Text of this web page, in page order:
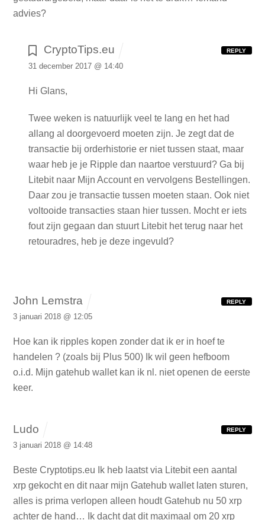
advies?
CryptoTips.eu
31 december 2017 @ 14:40
Hi Glans,
Twee weken is natuurlijk veel te lang en het had
allang al doorgevoerd moeten zijn. Je zegt dat de
transactie bij orderhistorie er niet tussen staat, maar
waar heb je je Ripple dan naartoe verstuurd? Ga bij
Litebit naar Mijn Account en vervolgens Bestellingen.
Daar zou je transactie tussen moeten staan. Ook niet
voltooide transacties staan hier tussen. Mocht er iets
fout zijn gegaan dan stuurt Litebit het terug naar het
retouradres, heb je deze ingevuld?
REPLY
John Lemstra
3 januari 2018 @ 12:05
Hoe kan ik ripples kopen zonder dat ik er in hoef te
handelen ? (zoals bij Plus 500) Ik wil geen hefboom
o.i.d. Mijn gatehub wallet kan ik nl. niet openen de eerste
keer.
REPLY
Ludo
3 januari 2018 @ 14:48
Beste Cryptotips.eu Ik heb laatst via Litebit een aantal
xrp gekocht en dit naar mijn Gatehub wallet laten sturen,
alles is prima verlopen alleen houdt Gatehub nu 50 xrp
achter de hand… Ik dacht dat dit maximaal om 20 xrp
REPLY